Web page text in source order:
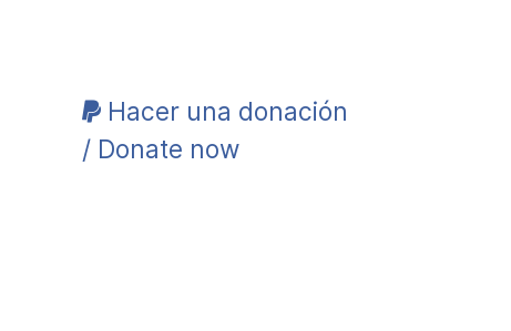
Hacer una donación
/ Donate now